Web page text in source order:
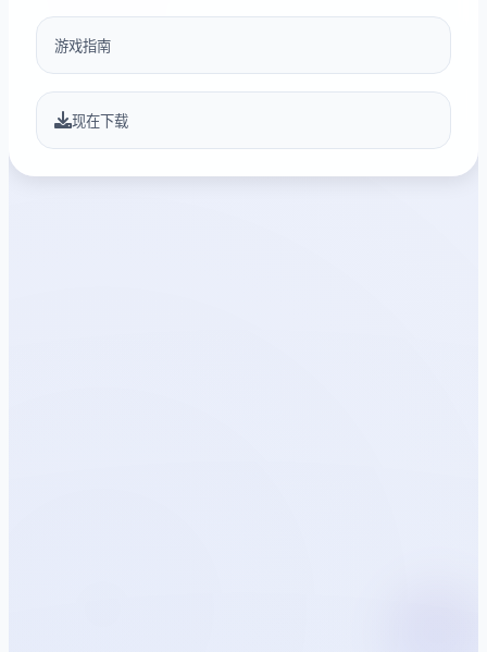
游戏指南
现在下载